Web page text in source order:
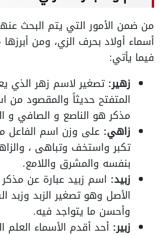
من ضمن الأمور التي يتم البحث
أسماء أولاد بحرف الزي، ومن
فيما يأتي:
زهير: تصغير لاسم زهر الذي
المتفتح حديثاً والمقصود
مذكر هو الناصع و الصافي و
زاهي: على وزن اسم الفاعل
تكبر واستخف وتباهى ،
بنفسه والمشرق واللامع.
زبيد: اسم زبيد عبارة عن
الأصل وهو تصغير الزبد
وأحسن ما يتواجد فيه.
زبير: أحد أقدم الأسماء العلم